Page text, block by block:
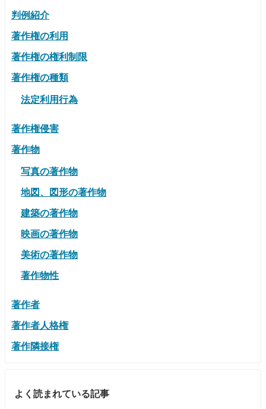
判例紹介
著作権の利用
著作権の権利制限
著作権の種類
法定利用行為
著作権侵害
著作物
写真の著作物
地図、図形の著作物
建築の著作物
映画の著作物
美術の著作物
著作物性
著作者
著作者人格権
著作隣接権
よく読まれている記事